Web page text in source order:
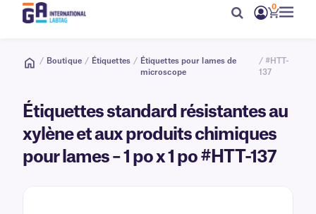
0
/ Boutique / Étiquettes / Étiquettes pour lames de
microscope
/ #HTT-
137
Étiquettes standard résistantes au
xylène et aux produits chimiques
pour lames – 1 po x 1 po #HTT-137